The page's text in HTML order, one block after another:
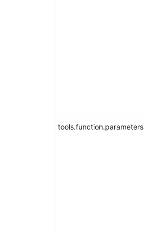
tools.function.parameters